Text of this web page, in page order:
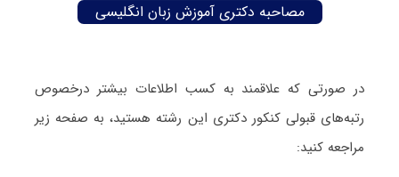
مصاحبه دکتری آموزش زبان انگلیسی
در صورتی که علاقمند به کسب اطلاعات بیشتر درخصوص
رتبه‌های قبولی کنکور دکتری این رشته هستید، به صفحه زیر
مراجعه کنید: